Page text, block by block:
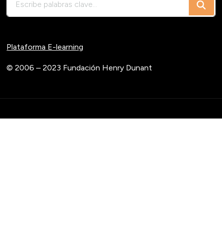
Plataforma E-learning
© 2006 – 2023 Fundación Henry Dunant